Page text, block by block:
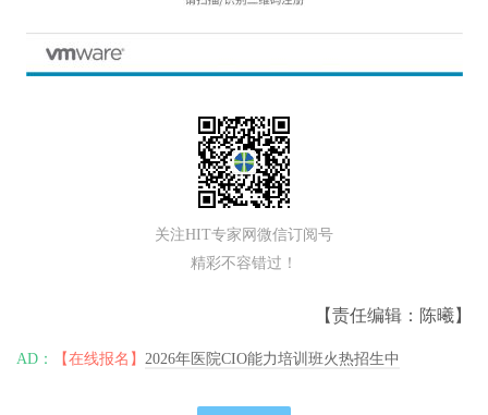
关注HIT专家网微信订阅号
精彩不容错过！
【责任编辑：陈曦】
AD： 【在线报名】 2026年医院CIO能力培训班火热招生中